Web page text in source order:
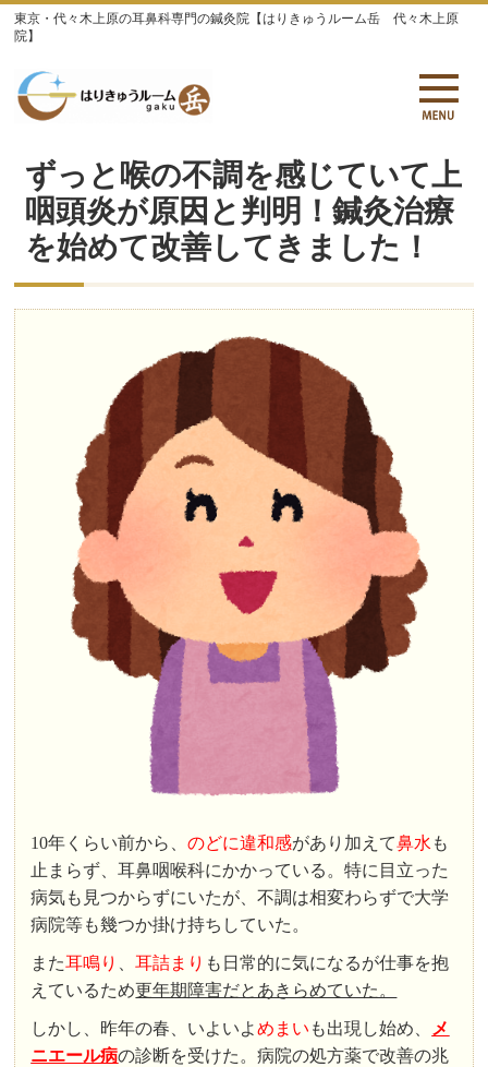
東京・代々木上原の耳鼻科専門の鍼灸院【はりきゅうルーム岳 代々木上原
院】
ずっと喉の不調を感じていて上
咽頭炎が原因と判明！鍼灸治療
を始めて改善してきました！
10年くらい前から、のどに違和感があり加えて鼻水 も
止まらず、耳鼻咽喉科にかかっている。特に目立った
病気も見つからずにいたが、不調は相変わらずで大学
病院等も幾つか掛け持ちしていた。
また耳鳴り 、耳詰まり も日常的に気になるが仕事を抱
えているため更年期障害だとあきらめていた。
しかし、昨年の春、いよいよめまい も出現し始め、
メ
ニエール病の診断を受けた。病院の処方薬で改善の兆